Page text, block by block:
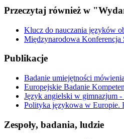
Przeczytaj również w
Klucz do nauczania języków
Międzynarodowa Konferencja
Publikacje
Badanie umiejętności
Europejskie Badanie
Język angielski w gimnazjum
Polityka językowa w Europie.
Zespoły, badania, ludzie